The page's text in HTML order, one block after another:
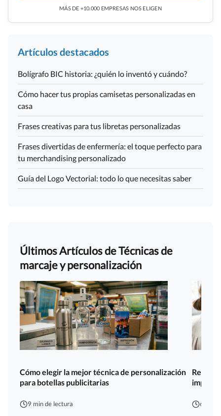
MÁS DE +10.000 EMPRESAS NOS ELIGEN
Artículos destacados
Bolígrafo BIC historia: ¿quién lo inventó y cuándo?
Cómo hacer tus propias camisetas personalizadas en
casa
Frases creativas para tus libretas personalizadas
Frases divertidas de enfermería: el toque perfecto para
tu merchandising personalizado
Guía del Logo Vectorial: todo lo que necesitas saber
Últimos Artículos de Técnicas de
marcaje y personalización
Cómo elegir la mejor técnica de personalización
para botellas publicitarias
9 min de lectura 6 min